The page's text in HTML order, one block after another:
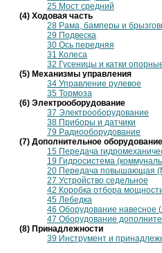
25 Мост средний
(4) Ходовая часть
28 Рама, бамперы и
29 Подвеска
30 Ось передняя
31 Колеса
32 Гусеницы и катки
(5) Механизмы управления
34 Управление рулевое
35 Тормоза
(6) Электрооборудование
37 Электрооборудование
38 Приборы и датчики
79 Радиооборудование
(7) Дополнительное оборудование
15 Передача
19 Гидросистема
20 Передача повышающая
27 Устройство седельное
42 Коробка отбора
45 Лебедка
46 Оборудование навесное
47 Оборудование
(8) Принадлежности
39 Инструмент и